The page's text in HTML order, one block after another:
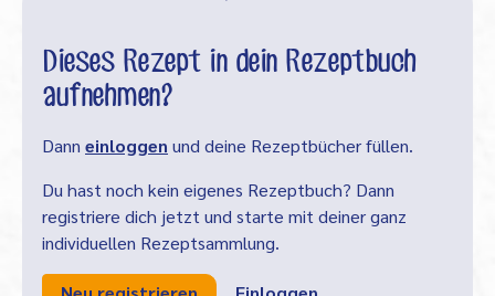
Dieses Rezept in dein Rezeptbuch
aufnehmen?
Dann einloggen und deine Rezeptbücher füllen.
Du hast noch kein eigenes Rezeptbuch? Dann
registriere dich jetzt und starte mit deiner ganz
individuellen Rezeptsammlung.